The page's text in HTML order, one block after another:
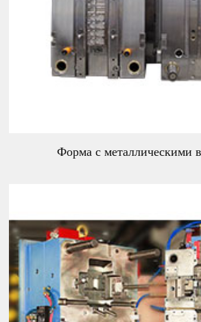
Форма с металлическими